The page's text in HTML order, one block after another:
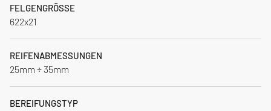
FELGENGRÖSSE
622x21
REIFENABMESSUNGEN
25mm ÷ 35mm
BEREIFUNGSTYP